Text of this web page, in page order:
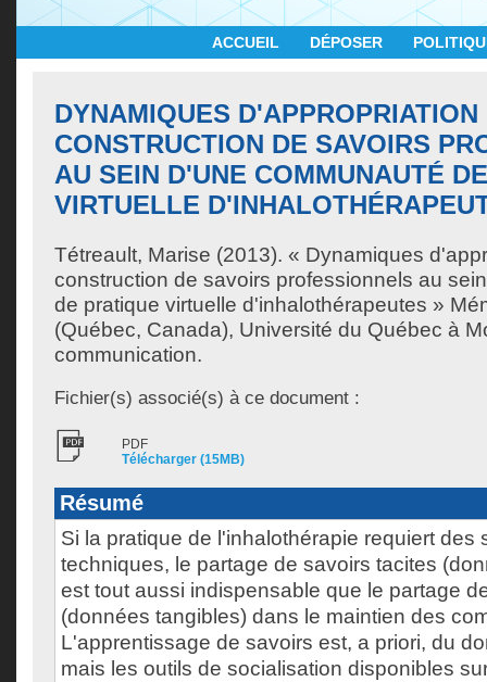
ACCUEIL DÉPOSER
DYNAMIQUES D'APPROPRIATION
CONSTRUCTION DE SAVOIRS
AU SEIN D'UNE COMMUNAUTÉ
VIRTUELLE
Tétreault, Marise (2013). « Dynamiques
construction de savoirs professionnels au
de pratique virtuelle d'inhalothérapeutes »
(Québec, Canada), Université du Québec à
communication.
Fichier(s) associé(s) à ce document :
PDF
Télécharger (15MB)
Résumé
Si la pratique de l'inhalothérapie requiert des
techniques, le partage de savoirs tacites
est tout aussi indispensable que le partage
(données tangibles) dans le maintien des
L'apprentissage de savoirs est, a priori, du
mais les outils de socialisation disponibles